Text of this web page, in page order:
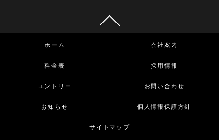
ホーム 会社案内
料金表 採用情報
エントリー お問い合わせ
お知らせ 個人情報保護方針
サイトマップ